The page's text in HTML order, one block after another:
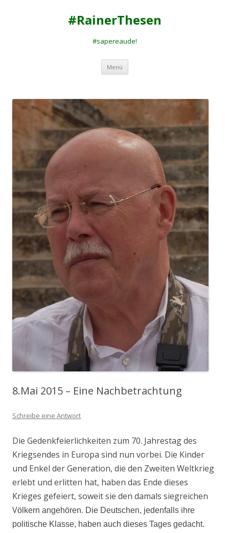
#RainerThesen
#sapereaude!
Menü Zum
springen
8.Mai 2015 – Eine Nachbetrachtung
Schreibe eine Antwort
Die Gedenkfeierlichkeiten zum 70. Jahrestag des
Kriegsendes in Europa sind nun vorbei. Die Kinder
und Enkel der Generation, die den Zweiten Weltkrieg
erlebt und erlitten hat, haben das Ende dieses
Krieges gefeiert, soweit sie den damals siegreichen
Völkern angehören. Die Deutschen, jedenfalls ihre
politische Klasse, haben auch dieses Tages gedacht.